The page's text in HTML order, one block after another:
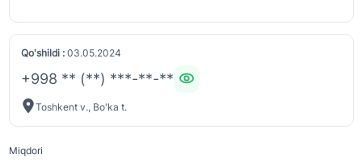
Qo'shildi :03.05.2024
+998 ** (**) ***-**-**
Toshkent v., Bo'ka t.
Miqdori